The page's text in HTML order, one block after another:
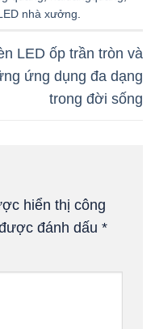
nhà xưởng
LED ốp trần tròn và
ứng dụng đa dạng
trong đời sống
hiển thị công
đánh dấu *